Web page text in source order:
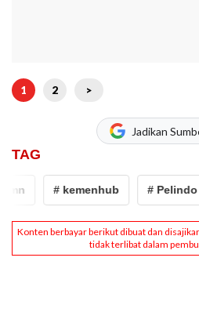
1 2 >
Jadikan
TAG
# kemenhub # Pelindo